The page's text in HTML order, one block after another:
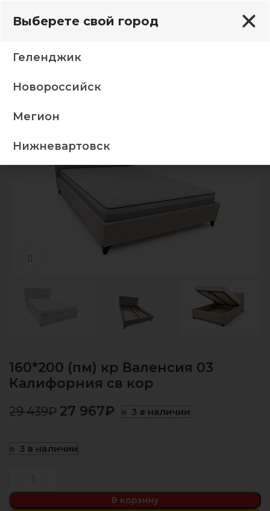
160*200 (пм) кр Валенсия 03 Калифорния св кор
160*200 (пм) кр Валенсия 03
Калифорния св кор
29 439₽ 27 967₽ 3 в наличии
3 в наличии
В корзину
Выберете свой город
Геленджик
Новороссийск
Мегион
Нижневартовск